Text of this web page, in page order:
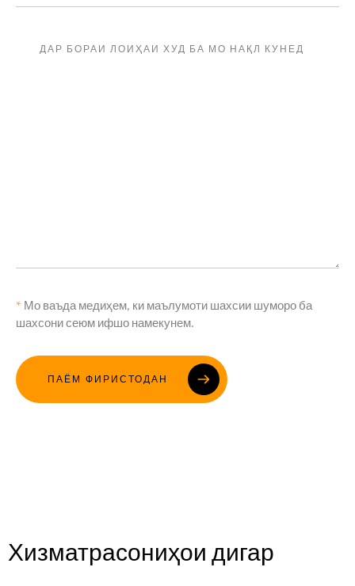
Лутфан, ин майдонро холӣ гузоред.
* Мо ваъда медиҳем, ки маълумоти шахсии шуморо ба
шахсони сеюм ифшо намекунем.
ПАЁМ ФИРИСТОДАН
Хизматрасониҳои дигар